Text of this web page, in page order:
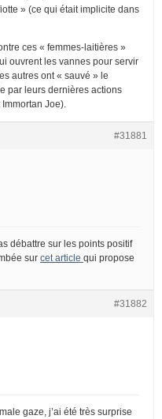
» (ce qui était implicite dans
ces « femmes-laitières »
ouvrent les vannes pour servir
autres ont « sauvé » le
par leurs dernières actions
Joe).
#31881
débattre sur les points positif
sur cet article qui propose
#31882
gaze, j’ai été très surprise